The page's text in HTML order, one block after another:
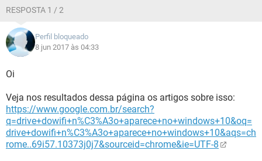
RESPOSTA 1 / 2
Perfil bloqueado
8 jun 2017 às 04:33
Oi
Veja nos resultados dessa página os artigos sobre isso:
https://www.google.com.br/search?
q=drive+dowifi+n%C3%A3o+aparece+no+windows+10&oq=
drive+dowifi+n%C3%A3o+aparece+no+windows+10&aqs=ch
rome..69i57.10373j0j7&sourceid=chrome&ie=UTF-8